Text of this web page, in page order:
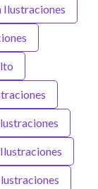
Ilustraciones